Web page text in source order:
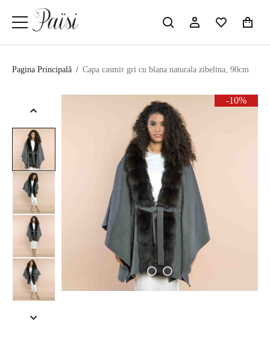
Pagina Principală / Capa casmir gri cu blana naturala zibelina, 90cm
-10%